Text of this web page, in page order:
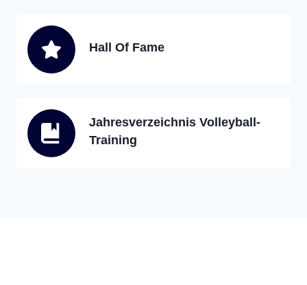
Hall Of Fame
Jahresverzeichnis Volleyball-
Training